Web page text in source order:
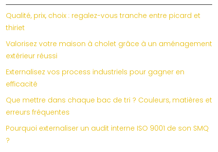
Qualité, prix, choix : regalez-vous tranche entre picard et
thiriet
Valorisez votre maison à cholet grâce à un aménagement
extérieur réussi
Externalisez vos process industriels pour gagner en
efficacité
Que mettre dans chaque bac de tri ? Couleurs, matières et
erreurs fréquentes
Pourquoi externaliser un audit interne ISO 9001 de son SMQ
?